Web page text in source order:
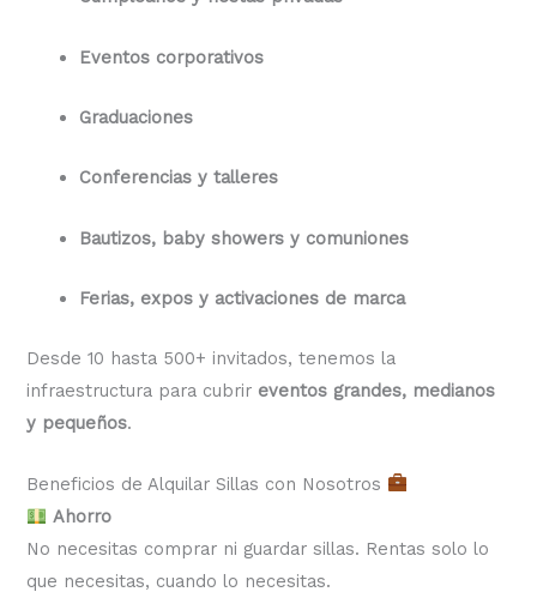
Eventos corporativos
Graduaciones
Conferencias y talleres
Bautizos, baby showers y comuniones
Ferias, expos y activaciones de marca
Desde 10 hasta 500+ invitados, tenemos la
infraestructura para cubrir eventos grandes, medianos
y pequeños.
Beneficios de Alquilar Sillas con Nosotros
Ahorro
No necesitas comprar ni guardar sillas. Rentas solo lo
que necesitas, cuando lo necesitas.